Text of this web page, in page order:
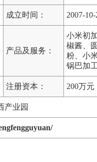
成立时间： 2007-10-
产品及服务：
小米初
椒酱、
粉、小
锅巴加
注册资本： 200万元
产业园